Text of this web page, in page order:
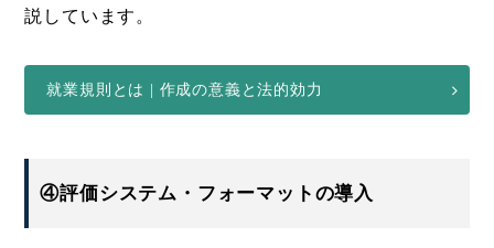
説しています。
就業規則とは | 作成の意義と法的効力
④評価システム・フォーマットの導入